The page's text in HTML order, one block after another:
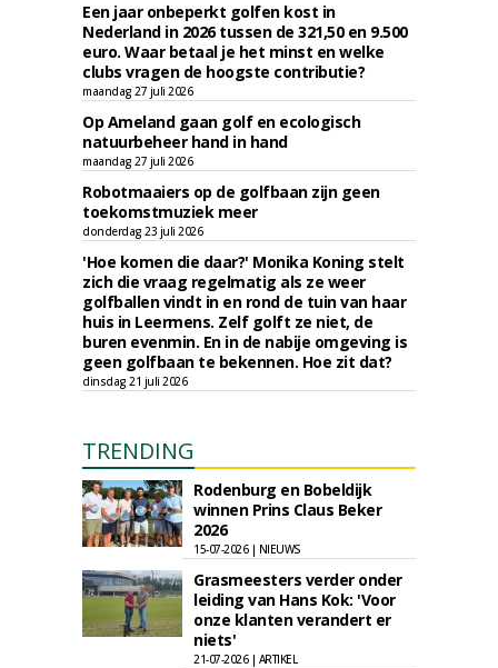
Een jaar onbeperkt golfen kost in
Nederland in 2026 tussen de 321,50 en 9.500
euro. Waar betaal je het minst en welke
clubs vragen de hoogste contributie?
maandag 27 juli 2026
Op Ameland gaan golf en ecologisch
natuurbeheer hand in hand
maandag 27 juli 2026
Robotmaaiers op de golfbaan zijn geen
toekomstmuziek meer
donderdag 23 juli 2026
'Hoe komen die daar?' Monika Koning stelt
zich die vraag regelmatig als ze weer
golfballen vindt in en rond de tuin van haar
huis in Leermens. Zelf golft ze niet, de
buren evenmin. En in de nabije omgeving is
geen golfbaan te bekennen. Hoe zit dat?
dinsdag 21 juli 2026
TRENDING
Rodenburg en Bobeldijk
winnen Prins Claus Beker
2026
15-07-2026 | NIEUWS
Grasmeesters verder onder
leiding van Hans Kok: 'Voor
onze klanten verandert er
niets'
21-07-2026 | ARTIKEL